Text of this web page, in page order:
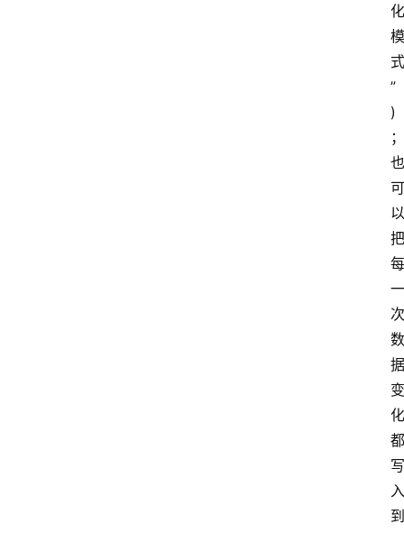
化
模
式
”
)
；
也
可
以
把
每
一
次
数
据
变
化
都
写
入
到